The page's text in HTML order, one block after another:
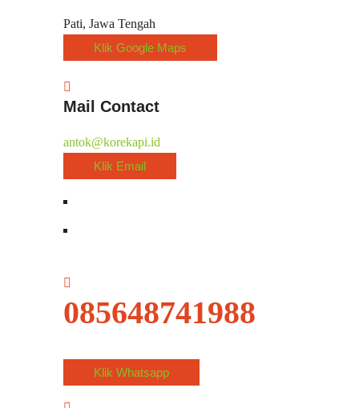
Pati, Jawa Tengah
Klik Google Maps
Mail Contact
antok@korekapi.id
Klik Email
085648741988
Klik Whatsapp